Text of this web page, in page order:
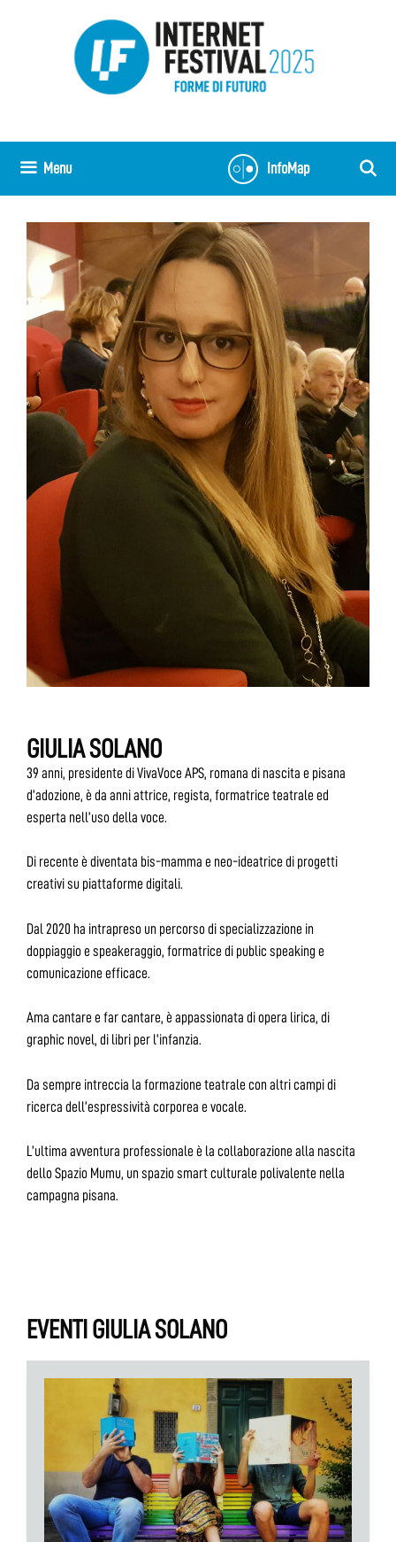
InfoMap
Menu
GIULIA SOLANO
39 anni, presidente di VivaVoce APS, romana di nascita e pisana
d’adozione, è da anni attrice, regista, formatrice teatrale ed
esperta nell’uso della voce.
Di recente è diventata bis-mamma e neo-ideatrice di progetti
creativi su piattaforme digitali.
Dal 2020 ha intrapreso un percorso di specializzazione in
doppiaggio e speakeraggio, formatrice di public speaking e
comunicazione efficace.
Ama cantare e far cantare, è appassionata di opera lirica, di
graphic novel, di libri per l’infanzia.
Da sempre intreccia la formazione teatrale con altri campi di
ricerca dell’espressività corporea e vocale.
L’ultima avventura professionale è la collaborazione alla nascita
dello Spazio Mumu, un spazio smart culturale polivalente nella
campagna pisana.
EVENTI GIULIA SOLANO